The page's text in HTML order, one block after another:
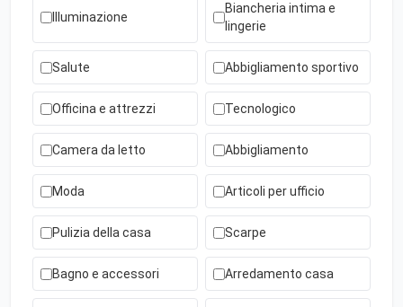
Illuminazione
Biancheria intima e
lingerie
Salute Abbigliamento sportivo
Officina e attrezzi Tecnologico
Camera da letto Abbigliamento
Moda Articoli per ufficio
Pulizia della casa Scarpe
Bagno e accessori Arredamento casa